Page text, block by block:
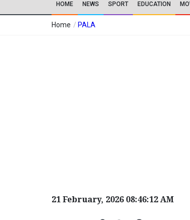
HOME NEWS SPORT EDUCATION
Home / PALA
21 February, 2026 08:46:12 AM